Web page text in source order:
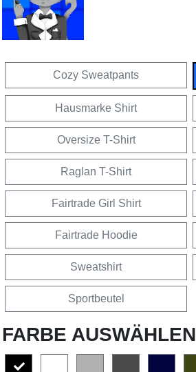
Cozy Sweatpants
Hausmarke Shirt
Oversize T-Shirt
Raglan T-Shirt
Fairtrade Girl Shirt
Fairtrade Hoodie
Sweatshirt
Sportbeutel
FARBE AUSWÄHLEN